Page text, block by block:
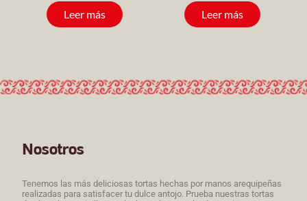
Leer más Leer más
Nosotros
Tenemos las más deliciosas tortas hechas por manos arequipeñas
realizadas para satisfacer tu dulce antojo. Prueba nuestras tortas